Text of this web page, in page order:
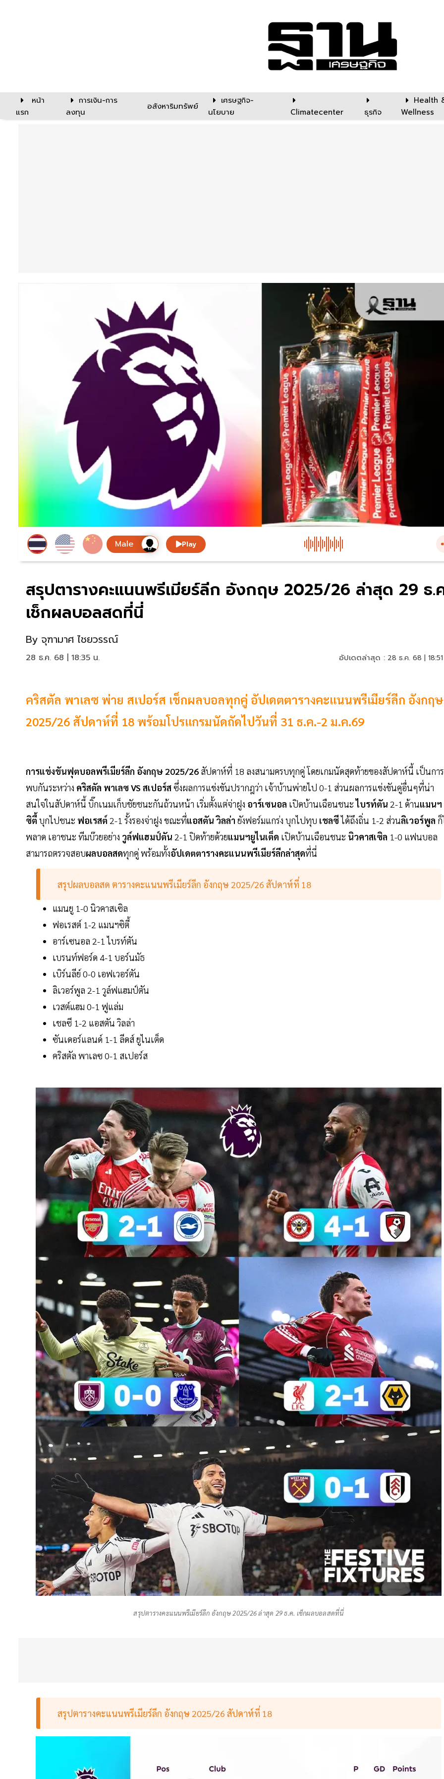
หน้า
แรก
การเงิน-การ
ลงทุน
อสังหาริมทรัพย์
เศรษฐกิจ-
นโยบาย
Climatecenter ธุรกิจ
Health
Wellness
Play
สรุปตารางคะแนนพรีเมียร์ลีก อังกฤษ 2025/26 ล่าสุด 29 ธ.
เช็กผลบอลสดที่นี่
By จุฑามาศ ไชยวรรณ์
28 ธ.ค. 68 | 18:35 น. อัปเดตล่าสุด : 28 ธ.ค. 68 |
คริสตัล พาเลซ พ่าย สเปอร์ส เช็กผลบอลทุกคู่ อัปเดตตารางคะแนนพรีเมียร์ลีก อังกฤษ
2025/26 สัปดาห์ที่ 18 พร้อมโปรแกรมนัดถัดไปวันที่ 31 ธ.ค.-2 ม.ค.69
การแข่งขันฟุตบอลพรีเมียร์ลีก อังกฤษ 2025/26 สัปดาห์ที่ 18 ลงสนามครบทุกคู่ โดยเกมนัดสุดท้ายของสัปดาห์นี้ เป็นการ
พบกันระหว่าง คริสตัล พาเลซ VS สเปอร์สซึ่งผลการแข่งขันปรากฎว่า เจ้าบ้านพ่ายไป 0-1 ส่วนผลการแข่งขันคู่อื่นๆที่น่า
สนใจในสัปดาห์นี้ บิ๊กเนมเก็บชัยชนะกันถ้วนหน้า เริ่มตั้งแต่จ่าฝูง อาร์เซนอล เปิดบ้านเฉือนชนะไบรท์ตัน 2-1 ด้านแมนฯ
ซิตี้ บุกไปชนะ ฟอเรสต์ 2-1 รั้งรองจ่าฝูง ขณะที่แอสตัน วิลล่า ยังฟอร์มแกร่ง บุกไปทุบ เชลซีได้ถึงถิ่น 1-2 ส่วนลิเวอร์พูล
พลาด เอาชนะ ทีมบ๊วยอย่าง วูล์ฟแฮมป์ตัน 2-1 ปิดท้ายด้วยแมนฯยูไนเต็ด เปิดบ้านเฉือนชนะ นิวคาสเซิล 1-0 แฟนบอล
สามารถตรวจสอบผลบอลสดทุกคู่ พร้อมทั้งอัปเดตตารางคะแนนพรีเมียร์ลีกล่าสุดที่นี่
สรุปผลบอลสด ตารางคะแนนพรีเมียร์ลีก อังกฤษ 2025/26 สัปดาห์ที่ 18
แมนยู 1-0 นิวคาสเซิล
ฟอเรสต์ 1-2 แมนฯซิตี้
อาร์เซนอล 2-1 ไบรท์ตัน
เบรนท์ฟอร์ด 4-1 บอร์นมัธ
เบิร์นลีย์ 0-0 เอฟเวอร์ตัน
ลิเวอร์พูล 2-1 วูล์ฟแฮมป์ตัน
เวสต์แฮม 0-1 ฟูแล่ม
เชลซี​ 1-2 แอสตัน​ วิลล่า​
ซันเดอร์แลนด์ 1-1 ลีดส์ ยูไนเต็ด
คริสตัล พาเลซ 0-1 สเปอร์ส
สรุปตารางคะแนนพรีเมียร์ลีก อังกฤษ 2025/26 ล่าสุด 29 ธ.ค. เช็กผลบอลสดที่นี่
สรุปตารางคะแนนพรีเมียร์ลีก อังกฤษ 2025/26 สัปดาห์ที่ 18